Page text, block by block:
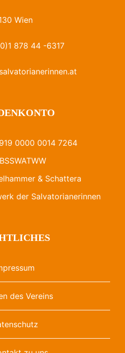
Wien
878 44 -6317
0000 0014 7264
& Schattera
der Salvatorianerinnen
des Vereins